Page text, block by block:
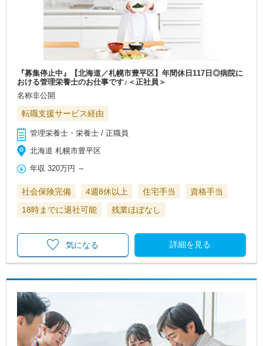
『募集停止中』【北海道／札幌市豊平区】年間休日117日◎病院に
おける管理栄養士のお仕事です♪＜正社員＞
名称非公開
転職支援サービス経由
管理栄養士・栄養士 / 正職員
北海道 札幌市豊平区
年収 320万円 ～
社会保険完備 4週8休以上 住宅手当
資格手当
18時までに退社可能
残業ほぼなし
詳細を見る
気になる